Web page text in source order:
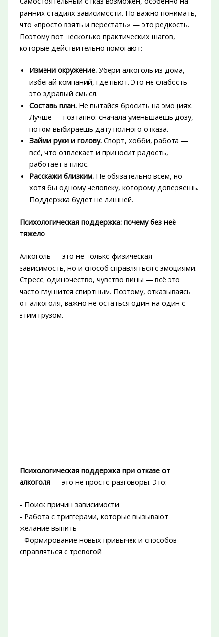
ранних стадиях зависимости. Но важно понимать,
что «просто взять и перестать» — это редкость.
Поэтому вот несколько практических шагов,
которые действительно помогают:
Измени окружение.Убери алкоголь из дома,
избегай компаний, где пьют. Это не слабость —
это здравый смысл.
Составь план.Не пытайся бросить на эмоциях.
Лучше — поэтапно: сначала уменьшаешь дозу,
потом выбираешь дату полного отказа.
Займи руки и голову.Спорт, хобби, работа —
всё, что отвлекает и приносит радость,
работает в плюс.
Расскажи близким.Не обязательно всем, но
хотя бы одному человеку, которому доверяешь.
Поддержка будет не лишней.
Психологическая поддержка: почему без неё
тяжело
Алкоголь — это не только физическая
зависимость, но и способ справляться с эмоциями.
Стресс, одиночество, чувство вины — всё это
часто глушится спиртным. Поэтому, отказываясь
от алкоголя, важно не остаться один на один с
этим грузом.
Психологическая поддержка при отказе от
алкоголя— это не просто разговоры. Это:
- Поиск причин зависимости
- Работа с триггерами, которые вызывают
желание выпить
- Формирование новых привычек и способов
справляться с тревогой